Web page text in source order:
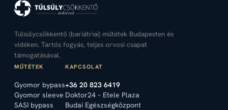
Túlsúlycsökkentő (bariátriai) műtétek Budapesten és
vidéken. Tartós fogyás, teljes orvosi csapat
támogatásával.
MŰTÉTEK
Gyomor bypass
Gyomor sleeve
SASI bypass
KAPCSOLAT
+36 20 823 6419
Doktor24 – Etele Plaza
Budai Egészségközpont